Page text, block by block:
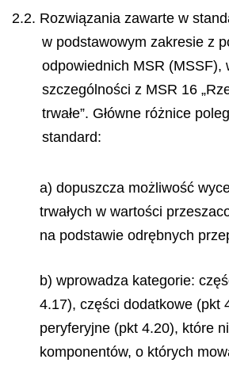
2.2. Rozwiązania zawarte w
w podstawowym zakresie z
odpowiednich MSR (MSSF),
szczególności z MSR 16
trwałe”. Główne różnice
standard:
a) dopuszcza możliwość
trwałych w wartości
na podstawie odrębnych
b) wprowadza kategorie:
4.17), części dodatkowe (pkt
peryferyjne (pkt 4.20), które
komponentów, o których